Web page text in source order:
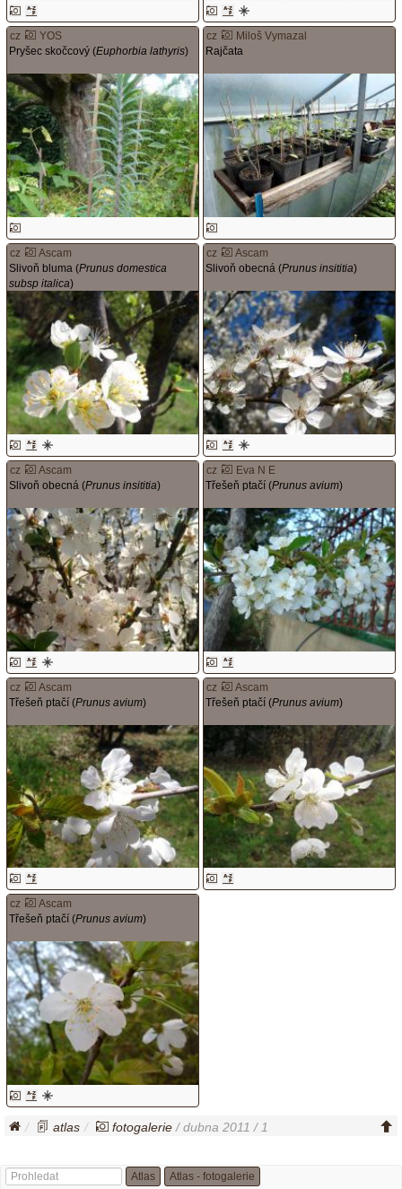
cz
YOS
Pryšec skočcový (Euphorbia lathyris)
cz
Miloš Vymazal
Rajčata
cz
Ascam
Slivoň bluma (Prunus domestica
subsp italica)
cz
Ascam
Slivoň obecná (Prunus insititia)
cz
Ascam
Slivoň obecná (Prunus insititia)
cz
Eva N E
Třešeň ptačí (Prunus avium)
cz
Ascam
Třešeň ptačí (Prunus avium)
cz
Ascam
Třešeň ptačí (Prunus avium)
cz
Ascam
Třešeň ptačí (Prunus avium)
atlas fotogalerie / dubna 2011 / 1
Atlas Atlas - fotogalerie